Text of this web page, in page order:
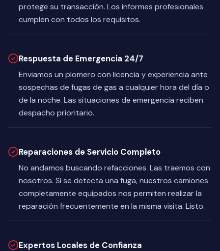
protege su transacción. Los informes profesionales
cumplen con todos los requisitos.
Respuesta de Emergencia 24/7
Enviamos un plomero con licencia y experiencia ante
sospechas de fugas de gas a cualquier hora del día o
de la noche. Las situaciones de emergencia reciben
despacho prioritario.
Reparaciones de Servicio Completo
No andamos buscando refacciones. Las traemos con
nosotros. Si se detecta una fuga, nuestros camiones
completamente equipados nos permiten realizar la
reparación frecuentemente en la misma visita. Listo.
Expertos Locales de Confianza